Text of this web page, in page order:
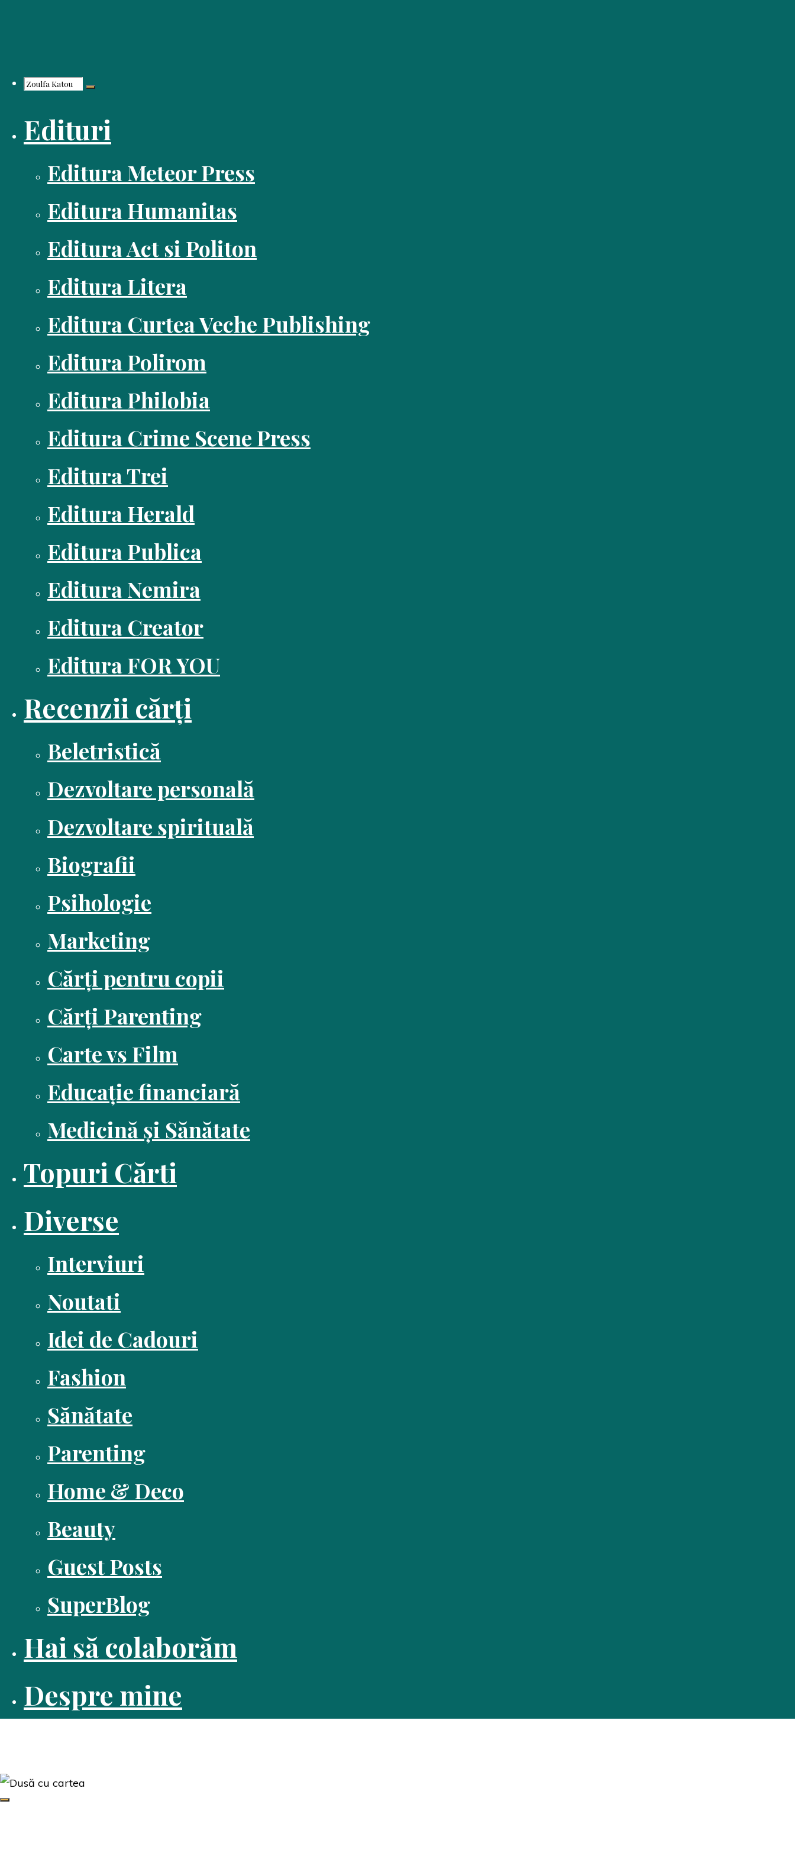
Search
for:
Edituri
Editura Meteor Press
Editura Humanitas
Editura Act si Politon
Editura Litera
Editura Curtea Veche Publishing
Editura Polirom
Editura Philobia
Editura Crime Scene Press
Editura Trei
Editura Herald
Editura Publica
Editura Nemira
Editura Creator
Editura FOR YOU
Recenzii cărți
Beletristică
Dezvoltare personală
Dezvoltare spirituală
Biografii
Psihologie
Marketing
Cărți pentru copii
Cărți Parenting
Carte vs Film
Educație financiară
Medicină și Sănătate
Topuri Cărti
Diverse
Interviuri
Noutati
Idei de Cadouri
Fashion
Sănătate
Parenting
Home & Deco
Beauty
Guest Posts
SuperBlog
Hai să colaborăm
Despre mine